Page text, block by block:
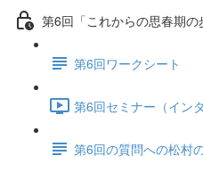
第6回「これからの思春期の
第6回ワークシート
第6回セミナー（イン
第6回の質問への松村